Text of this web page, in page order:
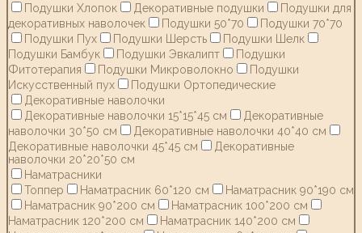
Подушки Хлопок
Декоративные подушки
Подушки для
декоративных наволочек
Подушки 50*70
Подушки 70*70
Подушки Пух
Подушки Шерсть
Подушки Шелк
Подушки Бамбук
Подушки Эвкалипт
Подушки
Фитотерапия
Подушки Микроволокно
Подушки
Искусственный пух
Подушки Ортопедические
Декоративные наволочки
Декоративные наволочки 15*15*45 см
Декоративные
наволочки 30*50 см
Декоративные наволочки 40*40 см
Декоративные наволочки 45*45 см
Декоративные
наволочки 20*20*50 см
Наматрасники
Топпер
Наматрасник 60*120 см
Наматрасник 90*190 см
Наматрасник 90*200 см
Наматрасник 100*200 см
Наматрасник 120*200 см
Наматрасник 140*200 см